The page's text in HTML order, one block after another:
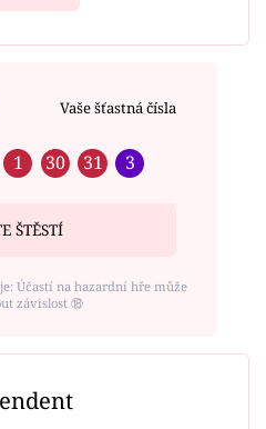
Vaše šťastná čísla
1 30 31 3
ŠTĚSTÍ
Účastí na hazardní hře může
závislost ⑱